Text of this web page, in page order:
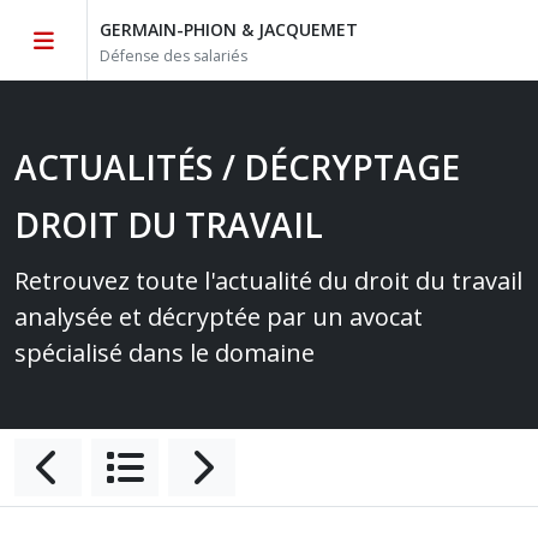
GERMAIN-PHION & JACQUEMET
Défense des salariés
ACTUALITÉS / DÉCRYPTAGE
DROIT DU TRAVAIL
Retrouvez toute l'actualité du droit du travail
analysée et décryptée par un avocat
spécialisé dans le domaine